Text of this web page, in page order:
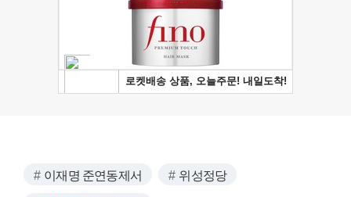
이재명 준연동제서 위성정당